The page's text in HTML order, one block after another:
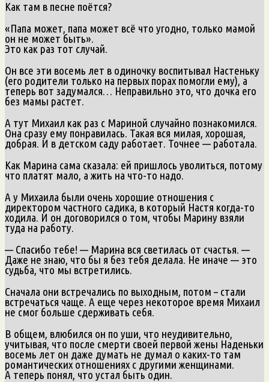
Как там в песне поётся?
«Папа может, папа может всё что угодно, только мамой
он не может быть».
Это как раз тот случай.
Он все эти восемь лет в одиночку воспитывал Настеньку
(его родители только на первых порах помогли ему), а
теперь вот задумался… Неправильно это, что дочка его
без мамы растет.
А тут Михаил как раз с Мариной случайно познакомился.
Она сразу ему понравилась. Такая вся милая, хорошая,
добрая. И в детском саду работает. Точнее — работала.
Как Марина сама сказала: ей пришлось уволиться, потому
что платят мало, а жить на что-то надо.
А у Михаила были очень хорошие отношения с
директором частного садика, в который Настя когда-то
ходила. И он договорился о том, чтобы Марину взяли
туда на работу.
— Спасибо тебе! — Марина вся светилась от счастья. —
Даже не знаю, что бы я без тебя делала. Не иначе — это
судьба, что мы встретились.
Сначала они встречались по выходным, потом – стали
встречаться чаще. А еще через некоторое время Михаил
не смог больше сдерживать себя.
В общем, влюбился он по уши, что неудивительно,
учитывая, что после смерти своей первой жены Наденьки
восемь лет он даже думать не думал о каких-то там
романтических отношениях с другими женщинами.
А теперь понял, что устал быть один.